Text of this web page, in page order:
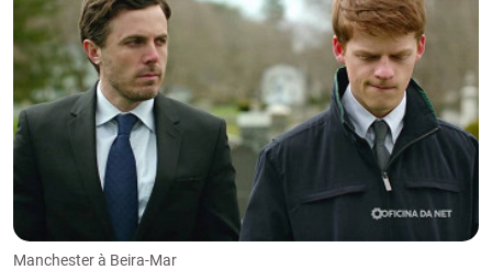
Manchester à Beira-Mar